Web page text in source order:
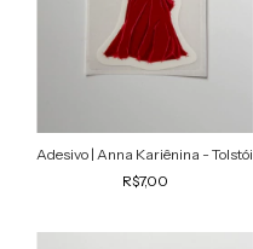
Adesivo | Anna Kariênina - Tolstói
R$7,00